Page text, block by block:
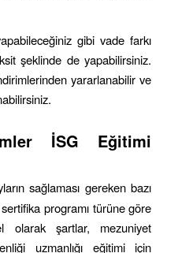
gibi vade farkı
şeklinde de yapabilirsiniz.
yararlanabilir ve
İSG Eğitimi
sağlaması gereken bazı
programı türüne göre
olarak şartlar, mezuniyet
uzmanlığı eğitimi için